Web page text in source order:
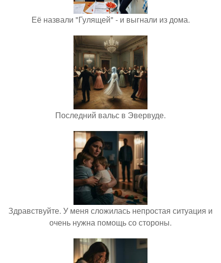
Её назвали "Гулящей" - и выгнали из дома.
Последний вальс в Эвервуде.
Здравствуйте. У меня сложилась непростая ситуация и
очень нужна помощь со стороны.